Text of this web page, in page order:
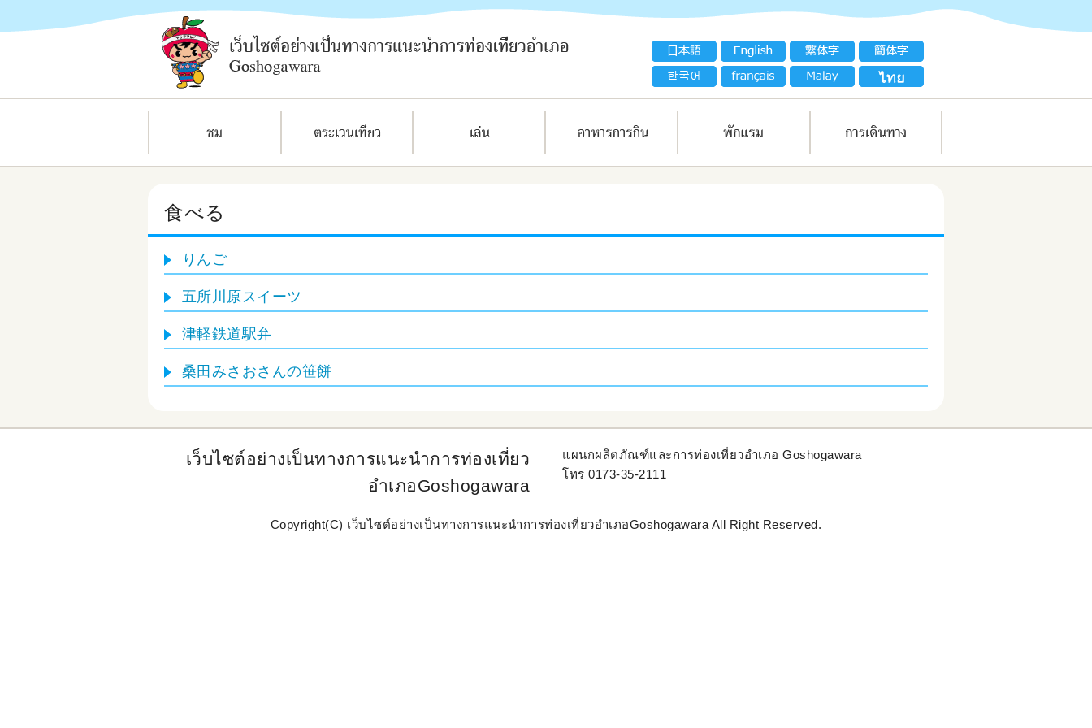
食べる
りんご
五所川原スイーツ
津軽鉄道駅弁
桑田みさおさんの笹餅
เว็บไซต์อย่างเป็นทางการแนะนำการท่องเที่ยว
อำเภอGoshogawara
แผนกผลิตภัณฑ์และการท่องเที่ยวอำเภอ Goshogawara
โทร 0173-35-2111
Copyright(C) เว็บไซต์อย่างเป็นทางการแนะนำการท่องเที่ยวอำเภอGoshogawara All Right Reserved.